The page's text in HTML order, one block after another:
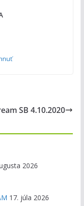
SB 4.10.2020
2026
17. júla 2026